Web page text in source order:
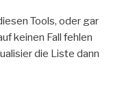
Tools, oder gar
keinen Fall fehlen
die Liste dann